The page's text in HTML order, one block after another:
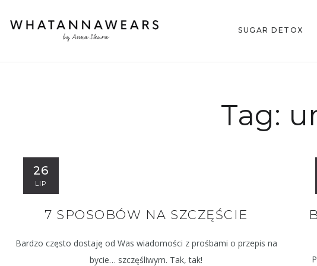
SUGAR DETOX
Tag:
26
LIP
7 SPOSOBÓW NA SZCZĘŚCIE
Bardzo często dostaję od Was wiadomości z prośbami o przepis na
bycie… szczęśliwym. Tak, tak!